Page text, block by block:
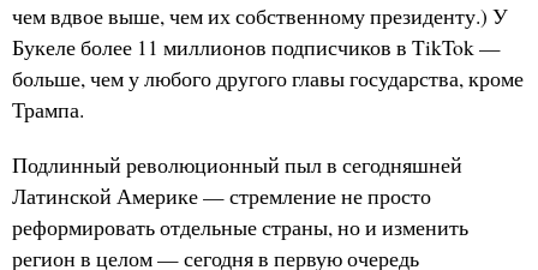
чем вдвое выше, чем их собственному президенту.) У
Букеле более 11 миллионов подписчиков в TikTok —
больше, чем у любого другого главы государства, кроме
Трампа.
Подлинный революционный пыл в сегодняшней
Латинской Америке — стремление не просто
реформировать отдельные страны, но и изменить
регион в целом — сегодня в первую очередь